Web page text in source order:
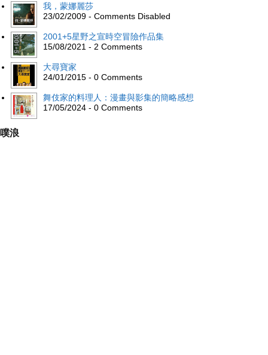
我，蒙娜麗莎
23/02/2009 - Comments Disabled
2001+5星野之宣時空冒險作品集
15/08/2021 - 2 Comments
大尋寶家
24/01/2015 - 0 Comments
舞伎家的料理人：漫畫與影集的簡略感想
17/05/2024 - 0 Comments
噗浪